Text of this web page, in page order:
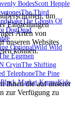
BodesScott Hepple
The Third
The Ghosts Of
DogDead
OptionalWild Wild
Eggmen
CryinThe Shifting
TelephoneThe Pine
Black Market KarmaKids
um
Einstellungen
Arten von
unseren Websites
können.
Ihnen die auf unserer
zur Verfügung zu